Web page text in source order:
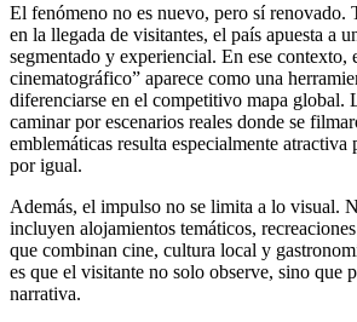
El fenómeno no es nuevo, pero sí renovado.
en la llegada de visitantes, el país apuesta a
segmentado y experiencial. En ese contexto,
cinematográfico” aparece como una
diferenciarse en el competitivo mapa global.
caminar por escenarios reales donde se
emblemáticas resulta especialmente atractiva
por igual.
Además, el impulso no se limita a lo visual.
incluyen alojamientos temáticos,
que combinan cine, cultura local y
es que el visitante no solo observe, sino que
narrativa.